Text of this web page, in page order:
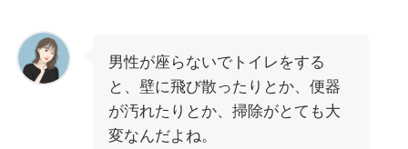
男性が座らないでトイレをする
と、壁に飛び散ったりとか、便器
が汚れたりとか、掃除がとても大
変なんだよね。